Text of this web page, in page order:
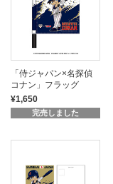
「侍ジャパン×名探偵
コナン」フラッグ
¥1,650
完売しました